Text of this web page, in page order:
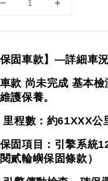
保固車款】—詳細車
款 尚未完成 基本
護保養。
程數：約61XXX公
固項目：引擎系統
貳輪嶼保固條款）